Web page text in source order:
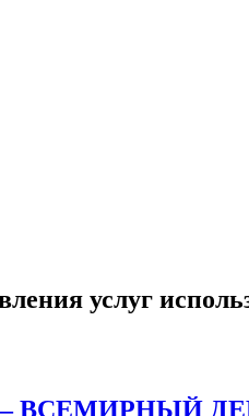
услуг
ВСЕМИРНЫЙ